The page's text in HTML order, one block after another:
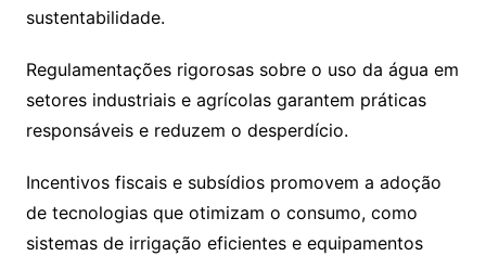
sustentabilidade.
Regulamentações rigorosas sobre o uso da água em
setores industriais e agrícolas garantem práticas
responsáveis e reduzem o desperdício.
Incentivos fiscais e subsídios promovem a adoção
de tecnologias que otimizam o consumo, como
sistemas de irrigação eficientes e equipamentos